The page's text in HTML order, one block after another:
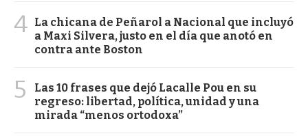
4 La chicana de Peñarol a Nacional que incluyó
a Maxi Silvera, justo en el día que anotó en
contra ante Boston
5
Las 10 frases que dejó Lacalle Pou en su
regreso: libertad, política, unidad y una
mirada “menos ortodoxa”